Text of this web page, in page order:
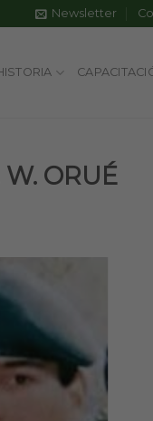
Newsletter
ORUÉ